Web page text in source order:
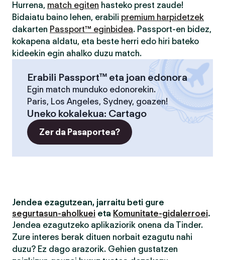
Hurrena, match egiten hasteko prest zaude!
Bidaiatu baino lehen, erabili premium harpidetzek
dakarten Passport™ eginbidea. Passport-en bidez,
kokapena aldatu, eta beste herri edo hiri bateko
kideekin egin ahalko duzu match.
Erabili Passport™ eta joan edonora
Egin match munduko edonorekin.
Paris, Los Angeles, Sydney, goazen!
Uneko kokalekua: Cartago
Zer da Pasaportea?
Jendea ezagutzean, jarraitu beti gure
segurtasun-aholkuei eta Komunitate-gidalerroei.
Jendea ezagutzeko aplikaziorik onena da Tinder.
Zure interes berak dituen norbait ezagutu nahi
duzu? Ez dago arazorik. Gehien gustatzen